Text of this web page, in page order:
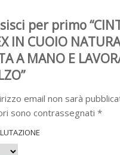
per primo
IN CUOIO
A MANO E
email non sarà
sono contrassegnati *